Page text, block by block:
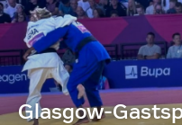
Glasgow-